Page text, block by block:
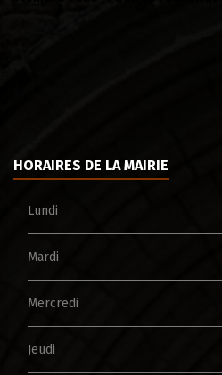
HORAIRES DE LA MAIRIE
Lundi
Mardi
Mercredi
Jeudi